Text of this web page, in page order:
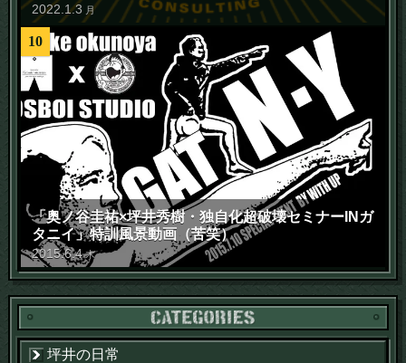
2022 1.3 月
10
「奥ノ谷圭祐×坪井秀樹・独自化超破壊セミナーINガ
タニイ」特訓風景動画（苦笑）
2015.6.4 木
坪井の日常